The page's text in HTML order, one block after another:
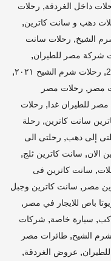
داخل الغردقة, رحلات
دهب و سانت كاترين,
الشيخ, رحلات سانت
شركة مصر للطيران,
, رحلات شرم الشيخ ٢٠٢١ ,
مصر , رحلات مصر
مصر للطيران غدا, رحلات
سانت كاترين, رحلة
إلى دهب, رحلتى الى
الان, سانت كاترين ثلج,
, سانت كاترين فى
مصر , سانت كاترين وجبل
باص للايجار في مصر ,
, سيارة خاصة, شركات
شرم الشيخ, طائرات مصر
, عروض الغردقة,